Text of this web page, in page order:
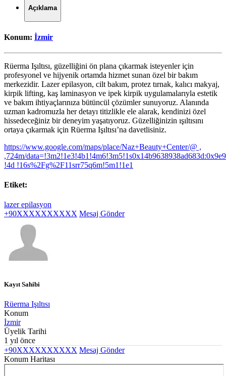
Açıklama
Konum: İzmir
Rüerma Işıltısı, güzelliğini ön plana çıkarmak isteyenler için
profesyonel ve hijyenik ortamda hizmet sunan özel bir bakım
merkezidir. Lazer epilasyon, cilt bakım, protez tırnak, kalıcı makyaj,
kirpik lifting, kaş laminasyon ve ipek kirpik uygulamalarıyla estetik
ve bakım ihtiyaçlarınıza bütüncül çözümler sunuyoruz. Alanında
uzman kadromuzla her detayı titizlikle ele alarak, kendinizi özel
hissedeceğiniz bir deneyim yaşatıyoruz. Güzelliğinizin ışıltısını
ortaya çıkarmak için Rüerma Işıltısı’na davetlisiniz.
https://www.google.com/maps/place/Naz+Beauty+Center/@ ,
,724m/
!4d !16s%2Fg%2F11srr75q6m!5m1!1e1
Etiket:
lazer epilasyon
+90XXXXXXXXXX Mesaj Gönder
Kayıt Sahibi
Rüerma Işıltısı
Konum
İzmir
Üyelik Tarihi
1 yıl önce
+90XXXXXXXXXX Mesaj Gönder
Konum Haritası